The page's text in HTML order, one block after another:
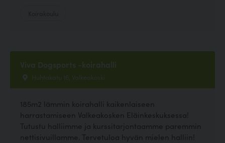
Viva Dogsports -koirahalli
Huhtakatu 16, Valkeakoski
185m2 lämmin koirahalli kaikenlaiseen
harrastamiseen Valkeakosken Eläinkeskuksessa!
Tutustu halliimme ja kurssitarjontaamme paremmin
nettisivuillamme. Tervetuloa hyvän mielen halliin!